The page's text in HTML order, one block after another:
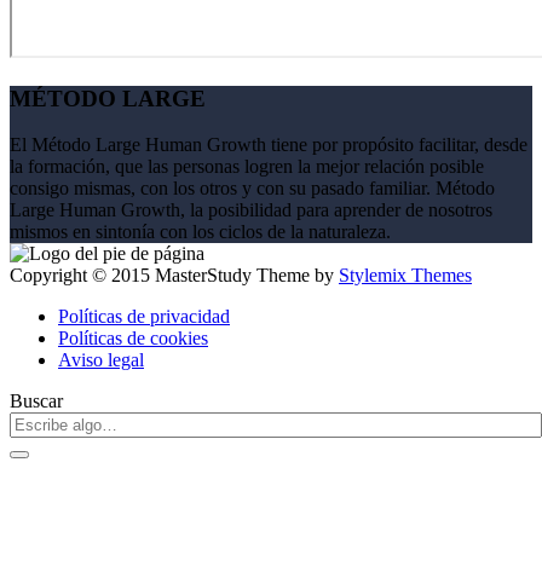
MÉTODO LARGE
El Método Large Human Growth tiene por propósito facilitar, desde
la formación, que las personas logren la mejor relación posible
consigo mismas, con los otros y con su pasado familiar. Método
Large Human Growth, la posibilidad para aprender de nosotros
mismos en sintonía con los ciclos de la naturaleza.
Copyright © 2015 MasterStudy Theme by Stylemix Themes
Políticas de privacidad
Políticas de cookies
Aviso legal
Buscar